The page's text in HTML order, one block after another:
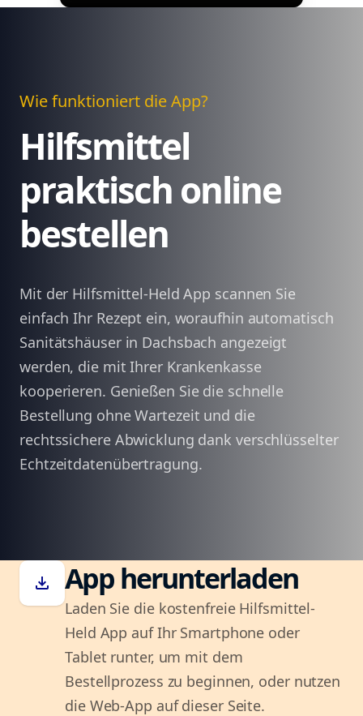
Wie funktioniert die App?
Hilfsmittel
praktisch online
bestellen
Mit der Hilfsmittel-Held App scannen Sie
einfach Ihr Rezept ein, woraufhin automatisch
Sanitätshäuser in Dachsbach angezeigt
werden, die mit Ihrer Krankenkasse
kooperieren. Genießen Sie die schnelle
Bestellung ohne Wartezeit und die
rechtssichere Abwicklung dank verschlüsselter
Echtzeitdatenübertragung.
download App herunterladen
Laden Sie die kostenfreie Hilfsmittel-
Held App auf Ihr Smartphone oder
Tablet runter, um mit dem
Bestellprozess zu beginnen, oder nutzen
die Web-App auf dieser Seite.